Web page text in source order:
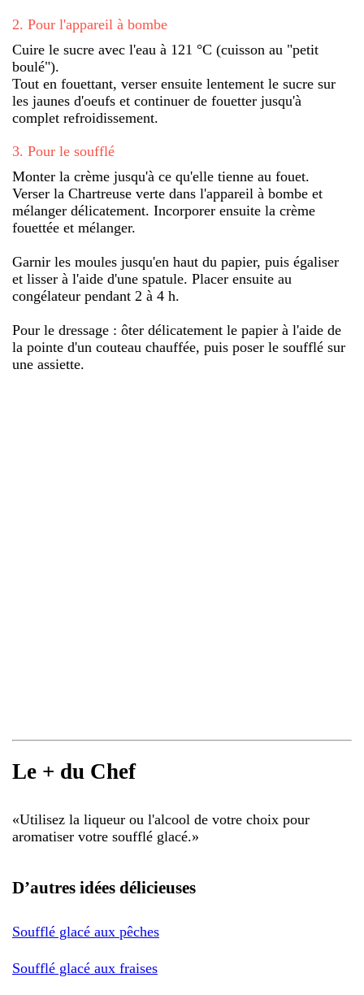
2. Pour l'appareil à bombe
Cuire le sucre avec l'eau à 121 °C (cuisson au "petit
boulé").
Tout en fouettant, verser ensuite lentement le sucre sur
les jaunes d'oeufs et continuer de fouetter jusqu'à
complet refroidissement.
3. Pour le soufflé
Monter la crème jusqu'à ce qu'elle tienne au fouet.
Verser la Chartreuse verte dans l'appareil à bombe et
mélanger délicatement. Incorporer ensuite la crème
fouettée et mélanger.
Garnir les moules jusqu'en haut du papier, puis égaliser
et lisser à l'aide d'une spatule. Placer ensuite au
congélateur pendant 2 à 4 h.
Pour le dressage : ôter délicatement le papier à l'aide de
la pointe d'un couteau chauffée, puis poser le soufflé sur
une assiette.
Le + du Chef
«Utilisez la liqueur ou l'alcool de votre choix pour
aromatiser votre soufflé glacé.»
D’autres idées délicieuses
Soufflé glacé aux pêches
Soufflé glacé aux fraises